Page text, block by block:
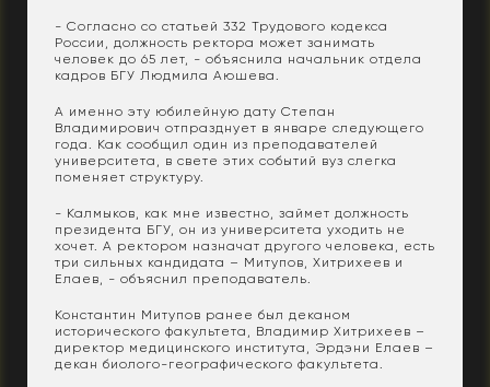
- Согласно со статьей 332 Трудового кодекса
России, должность ректора может занимать
человек до 65 лет, - объяснила начальник отдела
кадров БГУ Людмила Аюшева.
А именно эту юбилейную дату Степан
Владимирович отпразднует в январе следующего
года. Как сообщил один из преподавателей
университета, в свете этих событий вуз слегка
поменяет структуру.
- Калмыков, как мне известно, займет должность
президента БГУ, он из университета уходить не
хочет. А ректором назначат другого человека, есть
три сильных кандидата – Митупов, Хитрихеев и
Елаев, - объяснил преподаватель.
Константин Митупов ранее был деканом
исторического факультета, Владимир Хитрихеев –
директор медицинского института, Эрдэни Елаев –
декан биолого-географического факультета.